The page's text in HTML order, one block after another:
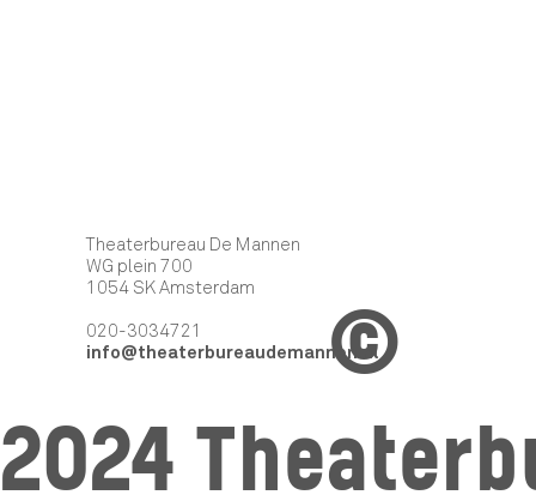
©
2024
Theaterbureau De Mannen
WG plein 700
1054 SK Amsterdam
020-3034721
info@theaterbureaudemannen.nl